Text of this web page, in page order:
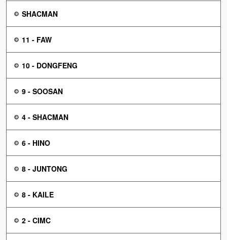
SHACMAN
11 - FAW
10 - DONGFENG
9 - SOOSAN
4 - SHACMAN
6 - HINO
8 - JUNTONG
8 - KAILE
2 - CIMC